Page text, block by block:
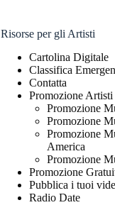
Risorse per gli Artisti
Cartolina Digitale
Classifica
Contatta
Promozione Artisti
Promozione
Promozione
Promozione
America
Promozione
Promozione
Pubblica i tuoi
Radio Date